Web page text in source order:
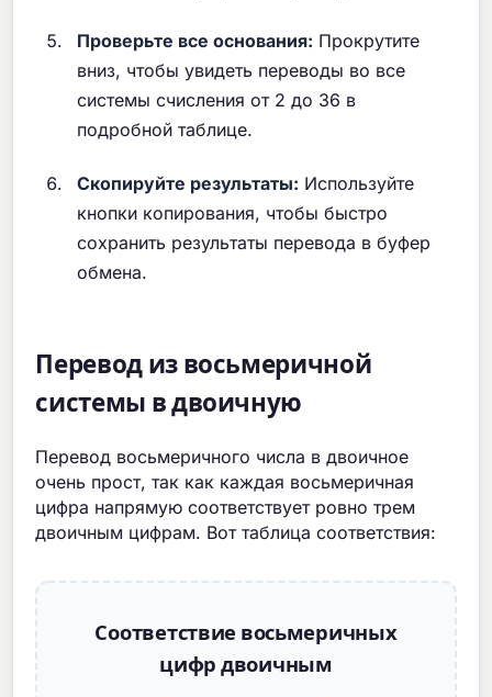
Проверьте все основания: Прокрутите
вниз, чтобы увидеть переводы во все
системы счисления от 2 до 36 в
подробной таблице.
Скопируйте результаты: Используйте
кнопки копирования, чтобы быстро
сохранить результаты перевода в буфер
обмена.
Перевод из восьмеричной
системы в двоичную
Перевод восьмеричного числа в двоичное
очень прост, так как каждая восьмеричная
цифра напрямую соответствует ровно трем
двоичным цифрам. Вот таблица соответствия:
Соответствие восьмеричных
цифр двоичным